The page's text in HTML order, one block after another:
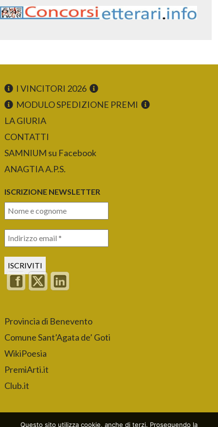
I VINCITORI 2026
MODULO SPEDIZIONE PREMI
LA GIURIA
CONTATTI
SAMNIUM su Facebook
ANAGTIA A.P.S.
ISCRIZIONE NEWSLETTER
Provincia di Benevento
Comune Sant’Agata de’ Goti
WikiPoesia
PremiArti.it
Club.it
Questo sito utilizza cookie, anche di terzi. Proseguendo la